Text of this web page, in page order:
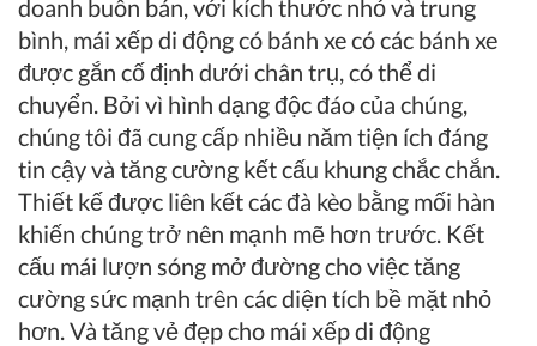
doanh buôn bán, với kích thước nhỏ và trung
bình, mái xếp di động có bánh xe có các bánh xe
được gắn cố định dưới chân trụ, có thể di
chuyển. Bởi vì hình dạng độc đáo của chúng,
chúng tôi đã cung cấp nhiều năm tiện ích đáng
tin cậy và tăng cường kết cấu khung chắc chắn.
Thiết kế được liên kết các đà kèo bằng mối hàn
khiến chúng trở nên mạnh mẽ hơn trước. Kết
cấu mái lượn sóng mở đường cho việc tăng
cường sức mạnh trên các diện tích bề mặt nhỏ
hơn. Và tăng vẻ đẹp cho mái xếp di động